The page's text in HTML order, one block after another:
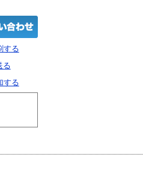
する
る
する